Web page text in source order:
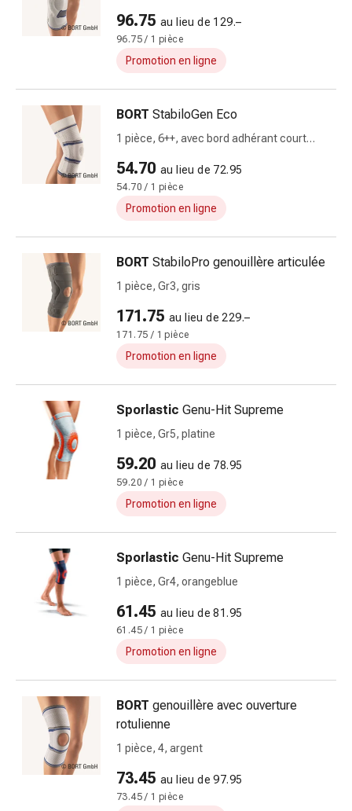
concentration
Antiallergiques
Estomac
et
intestins
Diarrhée
Hémorroïdes
Brûlures
d’estomac
Nausées
vomissements
Digestion,
flatulences
Constipation
Maladies
de
la
peau
Eczéma
Cors
verrues
Mycoses
ongles
Cicatrices
Peau
sèche
Transpiration
excessive
Impuretés
96.75 au lieu de 129.–
96.75 / 1 pièce
Promotion en ligne
BORT StabiloGen Eco
1 pièce, 6++, avec bord adhérant court
54.70 au lieu de 72.95
54.70 / 1 pièce
Promotion en ligne
BORT StabiloPro genouillère articulée
1 pièce, Gr3, gris
171.75 au lieu de 229.–
171.75 / 1 pièce
Promotion en ligne
Sporlastic Genu-Hit Supreme
1 pièce, Gr5, platine
59.20 au lieu de 78.95
59.20 / 1 pièce
Promotion en ligne
Sporlastic Genu-Hit Supreme
1 pièce, Gr4, orangeblue
61.45 au lieu de 81.95
61.45 / 1 pièce
Promotion en ligne
BORT genouillère avec ouverture
rotulienne
1 pièce, 4, argent
73.45 au lieu de 97.95
73.45 / 1 pièce